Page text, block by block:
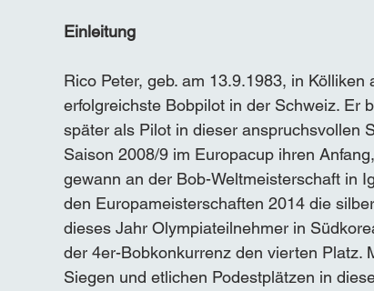
Einleitung
Rico Peter, geb. am 13.9.1983, in
erfolgreichste Bobpilot in der Schweiz. Er
später als Pilot in dieser anspruchsvollen
Saison 2008/9 im Europacup ihren
gewann an der Bob-Weltmeisterschaft in
den Europameisterschaften 2014 die
dieses Jahr Olympiateilnehmer in
der 4er-Bobkonkurrenz den vierten Platz.
Siegen und etlichen Podestplätzen in